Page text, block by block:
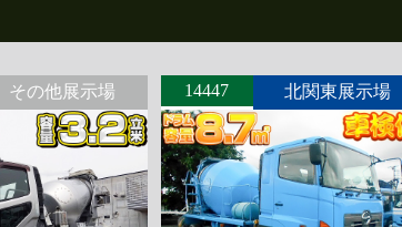
その他展示場 14447 北関東展示場